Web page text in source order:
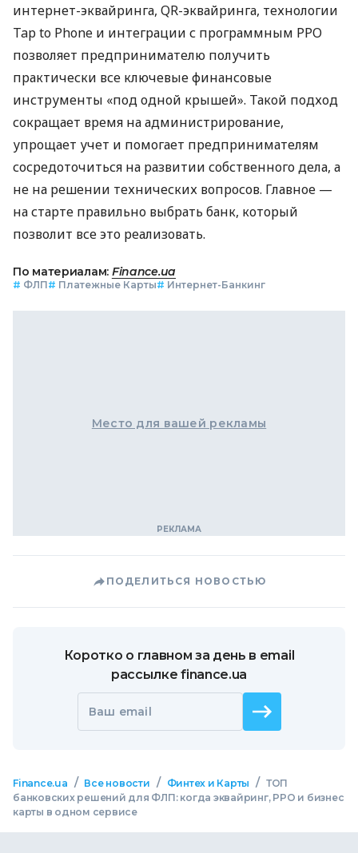
интернет-эквайринга, QR-эквайринга, технологии
Tap to Phone и интеграции с программным РРО
позволяет предпринимателю получить
практически все ключевые финансовые
инструменты «под одной крышей». Такой подход
сокращает время на администрирование,
упрощает учет и помогает предпринимателям
сосредоточиться на развитии собственного дела, а
не на решении технических вопросов. Главное —
на старте правильно выбрать банк, который
позволит все это реализовать.
По материалам: Finance.ua
# ФЛП# Платежные Карты# Интернет-Банкинг
Место для вашей рекламы
ПОДЕЛИТЬСЯ НОВОСТЬЮ
Коротко о главном за день в email
рассылке finance.ua
Ваш email
Finance.ua / Все новости / Финтех и Карты / ТОП
банковских решений для ФЛП: когда эквайринг, РРО и бизнес
карты в одном сервисе